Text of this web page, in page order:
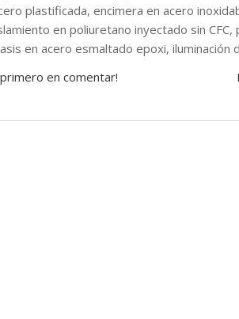
plastificada, encimera en acero
en poliuretano inyectado sin CFC,
en acero esmaltado epoxi, iluminación
primero en comentar!